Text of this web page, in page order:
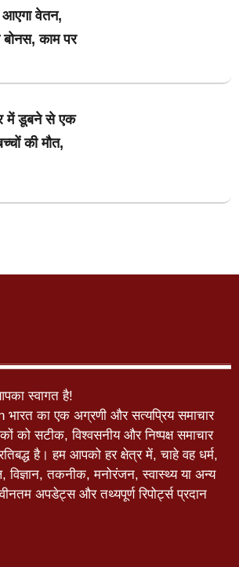
वेतन,
बोनस, काम पर
में डूबने से एक
की मौत,
स्वागत है!
का एक अग्रणी और सत्यप्रिय समाचार
को सटीक, विश्वसनीय और निष्पक्ष समाचार
है। हम आपको हर क्षेत्र में, चाहे वह धर्म,
विज्ञान, तकनीक, मनोरंजन, स्वास्थ्य या अन्य
अपडेट्स और तथ्यपूर्ण रिपोर्ट्स प्रदान